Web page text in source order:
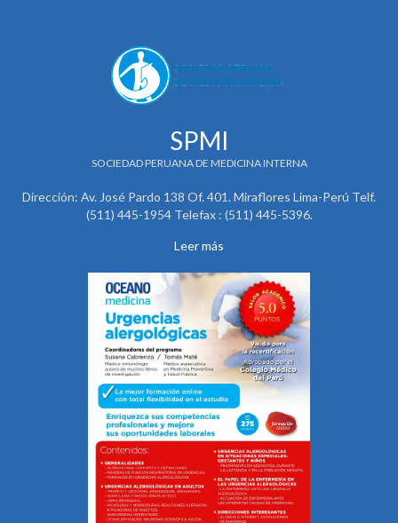
SPMI
SOCIEDAD PERUANA DE MEDICINA INTERNA
Dirección: Av. José Pardo 138 Of. 401. Miraflores Lima-Perú Telf.
(511) 445-1954 Telefax : (511) 445-5396.
Leer más